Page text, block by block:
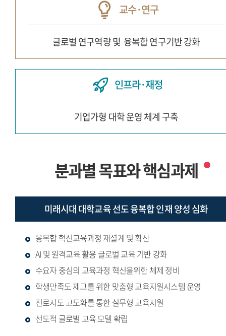
교수·연구
글로벌 연구역량 및 융복합 연구기반 강화
인프라·재정
기업가형 대학 운영 체계 구축
분과별 목표와 핵심과제
미래시대 대학교육 선도융복합 인재 양성 심화
융복합 혁신교육과정 재셜계 및 확산
AI 및 원격교육 활용 글로벌 교육 기반 강화
수요자 중심의 교육과정 혁신을위한 체제 정비
학생만족도 제고를 위한 맞춤형 교육지원시스템 운영
진로지도 고도화를 통한 실무형 교육지원
선도적 글로벌 교육 모델 확립